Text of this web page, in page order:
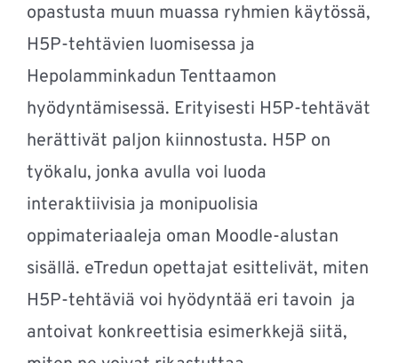
opastusta muun muassa ryhmien käytössä,
H5P-tehtävien luomisessa ja
Hepolamminkadun Tenttaamon
hyödyntämisessä. Erityisesti H5P-tehtävät
herättivät paljon kiinnostusta. H5P on
työkalu, jonka avulla voi luoda
interaktiivisia ja monipuolisia
oppimateriaaleja oman Moodle-alustan
sisällä. eTredun opettajat esittelivät, miten
H5P-tehtäviä voi hyödyntää eri tavoin ja
antoivat konkreettisia esimerkkejä siitä,